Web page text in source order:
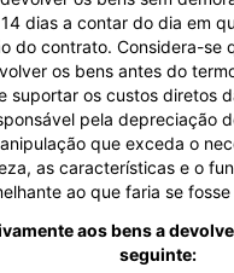
dias a contar do dia em
do contrato. Considera-se
os bens antes do
suportar os custos diretos
pela depreciação
que exceda o
as características e o
ao que faria se
aos bens a
seguinte: